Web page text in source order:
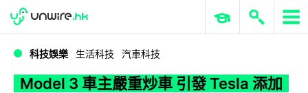
WWDC 2026 ERP 與商業 AI
科技娛樂 生活科技 汽車科技
Model 3 車主嚴重炒車 引發 Tesla 添加